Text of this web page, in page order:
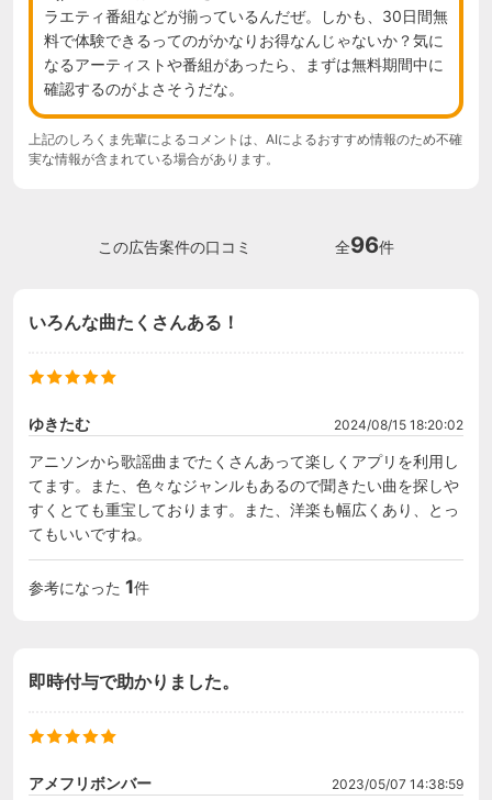
ラエティ番組などが揃っているんだぜ。しかも、30日間無
料で体験できるってのがかなりお得なんじゃないか？気に
なるアーティストや番組があったら、まずは無料期間中に
確認するのがよさそうだな。
上記のしろくま先輩によるコメントは、AIによるおすすめ情報のため不確
実な情報が含まれている場合があります。
この広告案件の口コミ 全96件
いろんな曲たくさんある！
ゆきたむ 2024/08/15 18:20:02
アニソンから歌謡曲までたくさんあって楽しくアプリを利用し
てます。また、色々なジャンルもあるので聞きたい曲を探しや
すくとても重宝しております。また、洋楽も幅広くあり、とっ
てもいいですね。
参考になった 1件
即時付与で助かりました。
アメフリボンバー 2023/05/07 14:38:59